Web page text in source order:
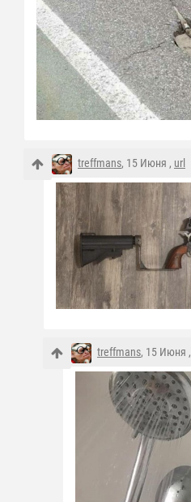
treffmans, 15 Июня , url
treffmans, 15 Июня ,